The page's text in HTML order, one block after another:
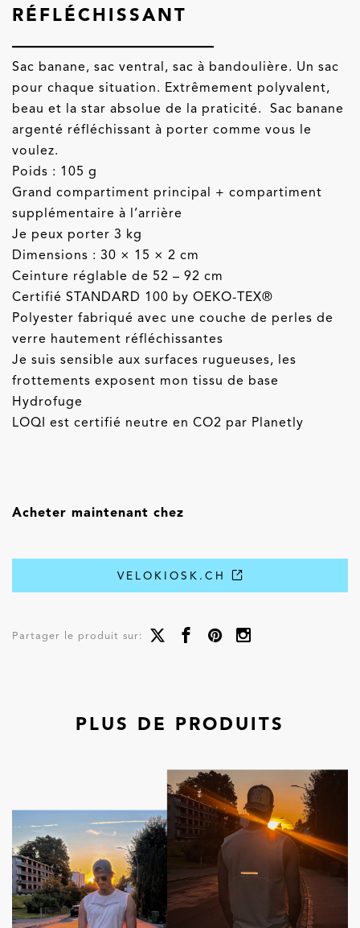
RÉFLÉCHISSANT
Sac banane, sac ventral, sac à bandoulière. Un sac
pour chaque situation. Extrêmement polyvalent,
beau et la star absolue de la praticité. Sac banane
argenté réfléchissant à porter comme vous le
voulez.
Poids : 105 g
Grand compartiment principal + compartiment
supplémentaire à l’arrière
Je peux porter 3 kg
Dimensions : 30 × 15 × 2 cm
Ceinture réglable de 52 – 92 cm
Certifié STANDARD 100 by OEKO-TEX®
Polyester fabriqué avec une couche de perles de
verre hautement réfléchissantes
Je suis sensible aux surfaces rugueuses, les
frottements exposent mon tissu de base
Hydrofuge
LOQI est certifié neutre en CO2 par Planetly
Acheter maintenant chez
VELOKIOSK.CH
Partager le produit sur:
PLUS DE PRODUITS